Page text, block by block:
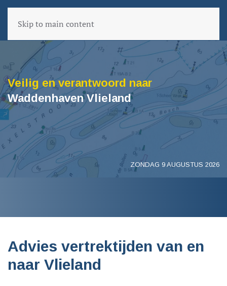
Skip to main content
Veilig en verantwoord naar
Waddenhaven Vlieland
ZONDAG 9 AUGUSTUS 2026
Advies vertrektijden van en
naar Vlieland